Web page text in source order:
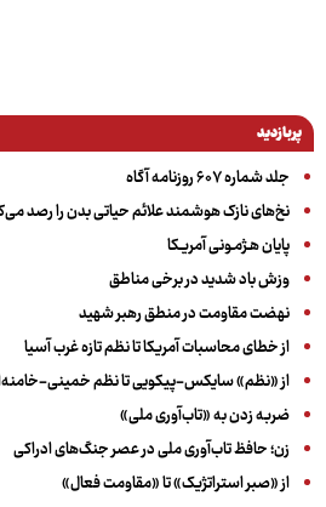
پربازدید
جلد شماره ۶۰۷ روزنامه آگاه
نخ‌های نازک هوشمند علائم حیاتی بدن را رصد
پایان هـژمـونی آمریـکا
وزش باد شدید در برخی مناطق
نهضت مقاومت در منطق رهبر شهید
از خطای محاسبات آمریکا تا نظم تازه غرب آسیا
از «نظم» سایکس-پیکویی تا نظم خمینی-
ضربه زدن به «تاب‌آوری ملی»
زن؛ حافظ تاب‌آوری ملی در عصر جنگ‌های ادراکی
از «صبر استراتژیک» تا «مقاومت فعال»